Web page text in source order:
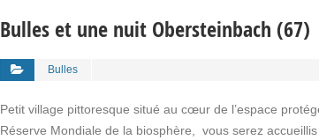
Bulles et une nuit Obersteinbach (67)
Bulles
Petit village pittoresque situé au cœur de l’espace
Réserve Mondiale de la biosphère, vous serez